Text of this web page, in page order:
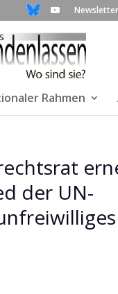
Newsletter
Rahmen
der UN-